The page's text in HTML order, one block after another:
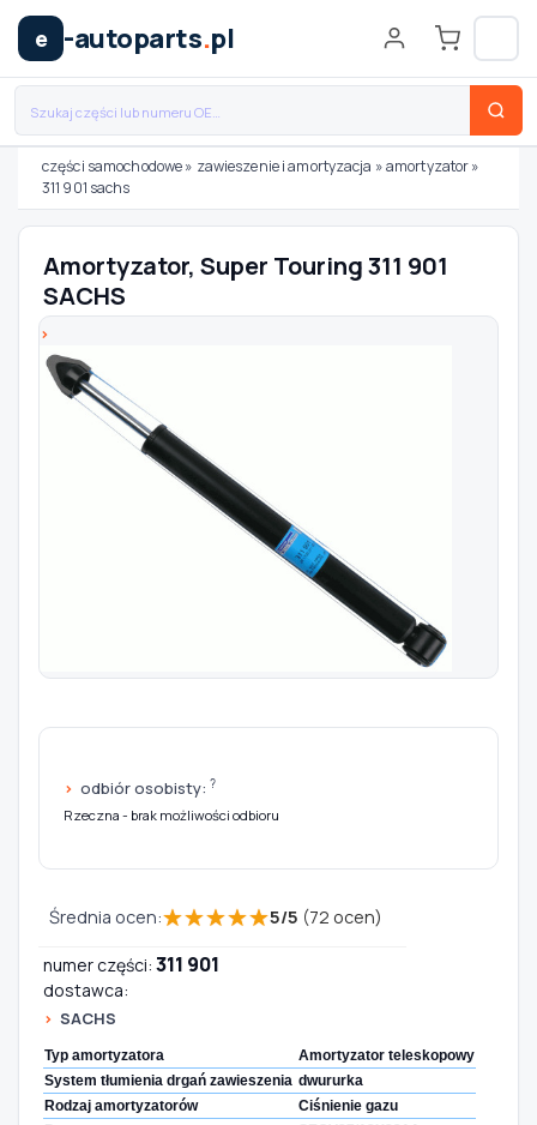
e -autoparts.pl
Wybierz swój pojazd
MARKA
MODEL
TYP / SILNIK
Szukaj pasujących części
części samochodowe» zawieszenie i amortyzacja »amortyzator»
311 901 sachs
Amortyzator, Super Touring 311 901
SACHS
odbiór osobisty: ?
Rzeczna - brak możliwości odbioru
Średnia ocen:★★★★★5/5 (72 ocen)
numer części: 311 901
dostawca:
SACHS
Typ amortyzatora
Amortyzator teleskopowy
System tłumienia drgań zawieszenia dwururka
Rodzaj amortyzatorów
Ciśnienie gazu